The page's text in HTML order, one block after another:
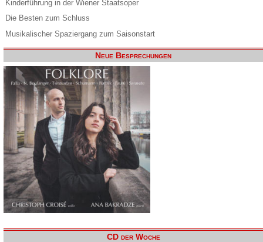
Kinderführung in der Wiener Staatsoper
Die Besten zum Schluss
Musikalischer Spaziergang zum Saisonstart
Neue Besprechungen
CD der Woche